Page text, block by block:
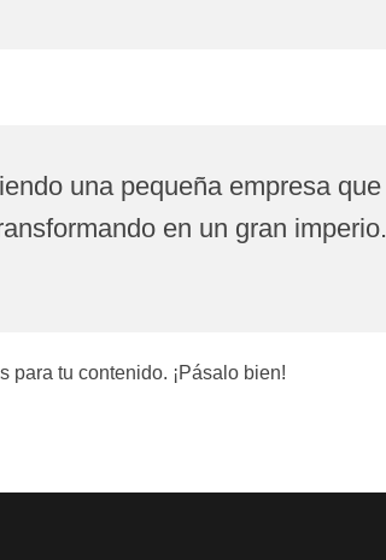
una pequeña empresa que
en un gran imperio.
para tu contenido. ¡Pásalo bien!